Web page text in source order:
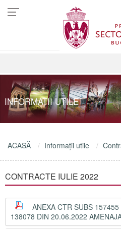
INFORMAŢII UTILE
ACASĂ Informaţii utile
CONTRACTE IULIE 2022
ANEXA CTR SUBS
138078 DIN 20.06.2022